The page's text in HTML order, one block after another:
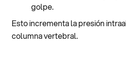
golpe.
Esto incrementa la presión
columna vertebral.